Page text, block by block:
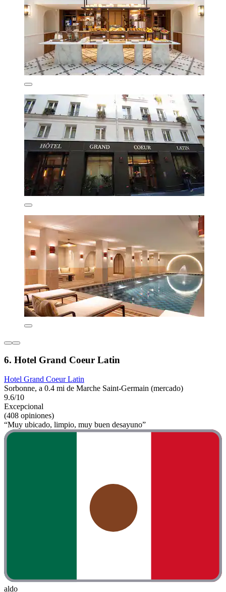
6. Hotel Grand Coeur Latin
Hotel Grand Coeur Latin
Sorbonne, a 0.4 mi de Marche Saint-Germain (mercado)
9.6/10
Excepcional
(408 opiniones)
“Muy ubicado, limpio, muy buen desayuno”
aldo